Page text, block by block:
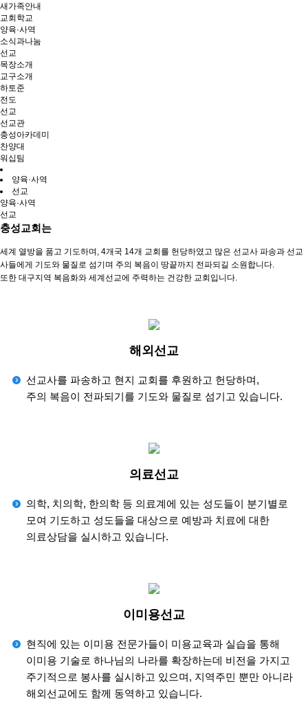
새가족안내
교회학교
양육·사역
소식과나눔
선교
목장소개
교구소개
하토준
전도
선교
선교관
충성아카데미
찬양대
워십팀
양육·사역
선교
양육·사역
선교
충성교회는
세계 열방을 품고 기도하며, 4개국 14개 교회를 헌당하였고 많은 선교사 파송과 선교
사들에게 기도와 물질로 섬기며 주의 복음이 땅끝까지 전파되길 소원합니다.
또한 대구지역 복음화와 세계선교에 주력하는 건강한 교회입니다.
해외선교
선교사를 파송하고 현지 교회를 후원하고 헌당하며,
주의 복음이 전파되기를 기도와 물질로 섬기고 있습니다.
의료선교
의학, 치의학, 한의학 등 의료계에 있는 성도들이 분기별로
모여 기도하고 성도들을 대상으로 예방과 치료에 대한
의료상담을 실시하고 있습니다.
이미용선교
현직에 있는 이미용 전문가들이 미용교육과 실습을 통해
이미용 기술로 하나님의 나라를 확장하는데 비전을 가지고
주기적으로 봉사를 실시하고 있으며, 지역주민 뿐만 아니라
해외선교에도 함께 동역하고 있습니다.